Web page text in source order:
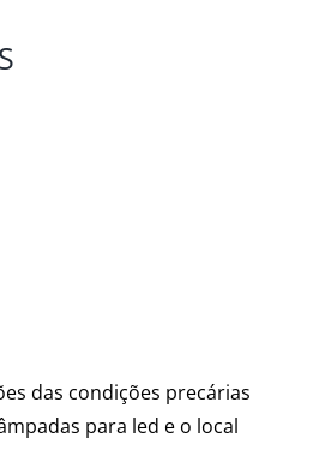
das condições precárias
para led e o local